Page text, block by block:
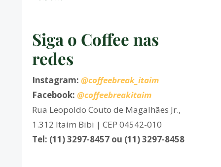
Siga o Coffee nas
redes
Instagram: @coffeebreak_itaim
Facebook: @coffeebreakitaim
Rua Leopoldo Couto de Magalhães Jr.,
1.312 Itaim Bibi | CEP 04542-010
Tel: (11) 3297-8457 ou (11) 3297-8458